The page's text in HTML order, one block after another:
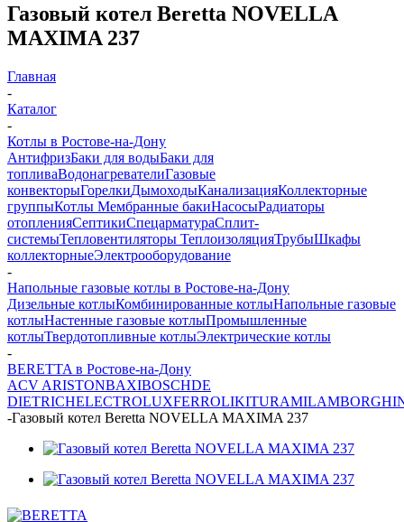
Газовый котел Beretta NOVELLA
MAXIMA 237
Главная
-
Каталог
-
Котлы в Ростове-на-Дону
АнтифризБаки для водыБаки для
топливаВодонагревателиГазовые
конвекторыГорелкиДымоходыКанализацияКоллекторные
группыКотлы Мембранные бакиНасосыРадиаторы
отопленияСептикиСпецарматураСплит-
системыТепловентиляторы ТеплоизоляцияТрубыШкафы
коллекторныеЭлектрооборудование
-
Напольные газовые котлы в Ростове-на-Дону
Дизельные котлыКомбинированные котлыНапольные газовые
котлыНастенные газовые котлыПромышленные
котлыТвердотопливные котлыЭлектрические котлы
-
BERETTA в Ростове-на-Дону
ACV ARISTONBAXIBOSCHDE
DIETRICHELECTROLUXFERROLIKITURAMI
-Газовый котел Beretta NOVELLA MAXIMA 237